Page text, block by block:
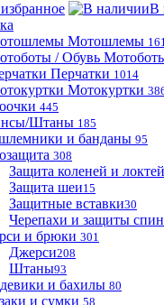
В
Мотошлемы
Перчатки 1014
Мотокуртки
445
Штаны 185
и банданы 95
308
Защита коленей и локтей
Защита шеи15
Защитные вставки30
Черепахи и защиты
и брюки 301
Джерси208
Штаны93
и бахилы 80
и сумки 58